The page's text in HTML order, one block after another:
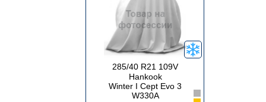
285/40 R21 109V
Hankook
Winter I Cept Evo 3
W330A